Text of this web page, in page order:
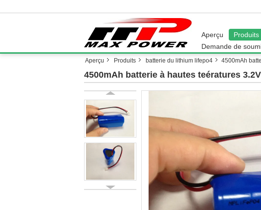
Aperçu Produits
Demande de
Aperçu Produits batterie du lithium lifepo4 4500mAh
4500mAh batterie à hautes teératures